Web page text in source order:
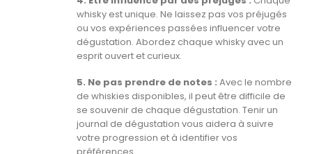
whisky est unique. Ne laissez pas vos préjugés
ou vos expériences passées influencer votre
dégustation. Abordez chaque whisky avec un
esprit ouvert et curieux.
5. Ne pas prendre de notes : Avec le nombre
de whiskies disponibles, il peut être difficile de
se souvenir de chaque dégustation. Tenir un
journal de dégustation vous aidera à suivre
votre progression et à identifier vos